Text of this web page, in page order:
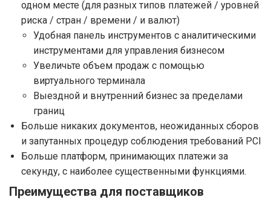
одном месте (для разных типов платежей / уровней
риска / стран / времени / и валют)
Удобная панель инструментов с аналитическими
инструментами для управления бизнесом
Увеличьте объем продаж с помощью
виртуального терминала
Выездной и внутренний бизнес за пределами
границ
Больше никаких документов, неожиданных сборов
и запутанных процедур соблюдения требований PCI
Больше платформ, принимающих платежи за
секунду, с наиболее существенными функциями.
Преимущества для поставщиков